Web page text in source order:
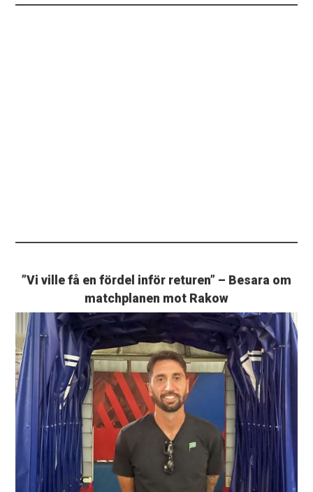
”Vi ville få en fördel inför returen” – Besara om
matchplanen mot Rakow